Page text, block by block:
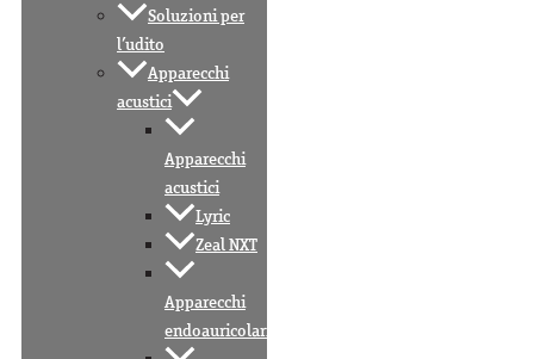
Soluzioni per
l’udito
Apparecchi
acustici
Apparecchi
acustici
Lyric
Zeal NXT
Apparecchi
endoauricolari